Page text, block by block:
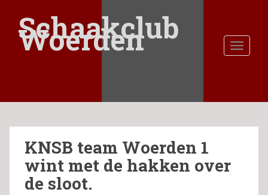
a
Schaakclub
Woerden
KNSB team Woerden 1
wint met de hakken over
de sloot.